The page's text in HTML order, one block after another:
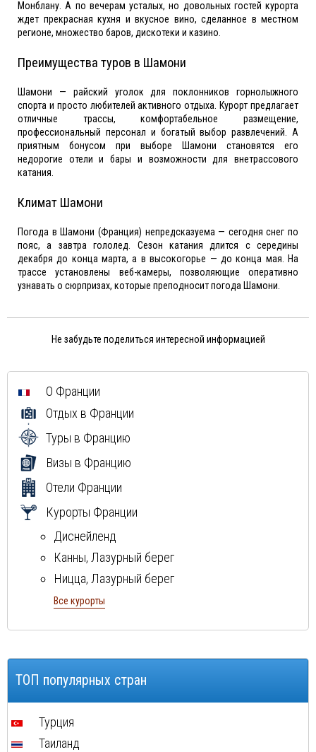
Монблану. А по вечерам усталых, но довольных гостей курорта
ждет прекрасная кухня и вкусное вино, сделанное в местном
регионе, множество баров, дискотеки и казино.
Преимущества туров в Шамони
Шамони — райский уголок для поклонников горнолыжного
спорта и просто любителей активного отдыха. Курорт предлагает
отличные трассы, комфортабельное размещение,
профессиональный персонал и богатый выбор развлечений. А
приятным бонусом при выборе Шамони становятся его
недорогие отели и бары и возможности для внетрассового
катания.
Климат Шамони
Погода в Шамони (Франция) непредсказуема — сегодня снег по
пояс, а завтра гололед. Сезон катания длится с середины
декабря до конца марта, а в высокогорье — до конца мая. На
трассе установлены веб-камеры, позволяющие оперативно
узнавать о сюрпризах, которые преподносит погода Шамони.
Не забудьте поделиться интересной информацией
О Франции
Отдых в Франции
Туры в Францию
Визы в Францию
Отели Франции
Курорты Франции
Диснейленд
Канны, Лазурный берег
Ницца, Лазурный берег
остров Корсика
Все курорты
ТОП популярных стран
Турция
Таиланд